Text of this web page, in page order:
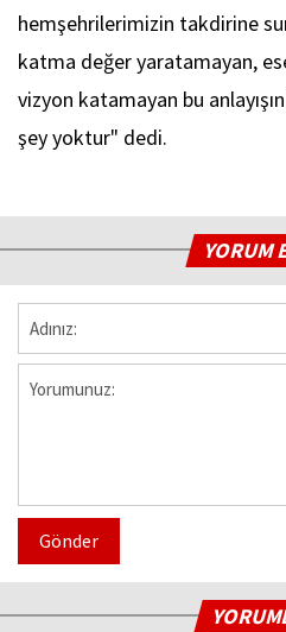
hemşehrilerimizin takdirine
katma değer yaratamayan,
vizyon katamayan bu
şey yoktur" dedi.
YORUM
Gönder